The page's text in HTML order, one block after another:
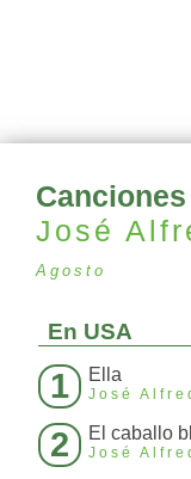
José
Agosto
En USA
1 Ella
José
2 El caballo
José